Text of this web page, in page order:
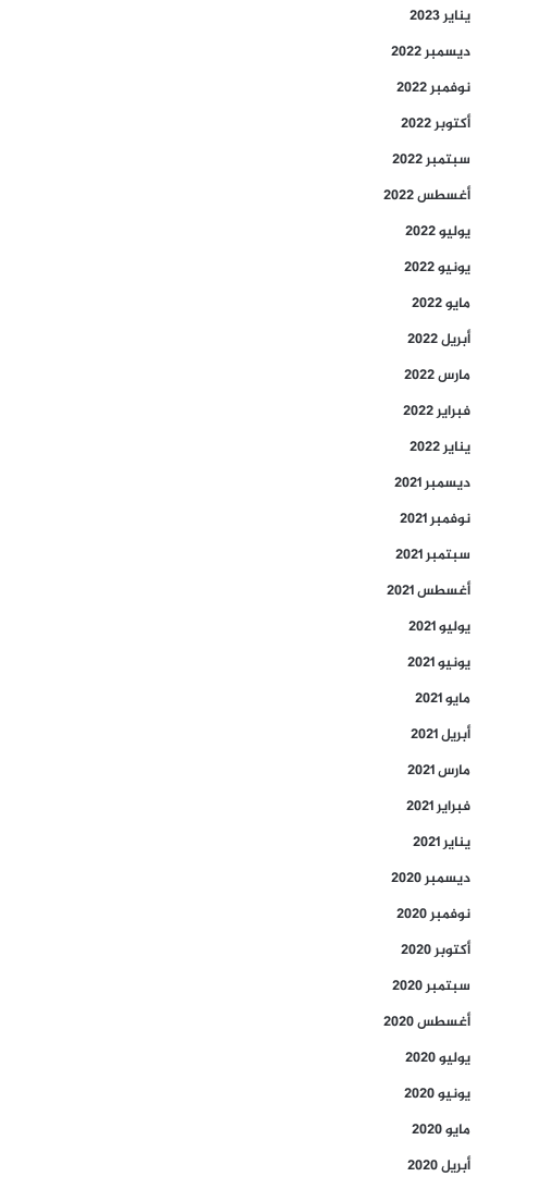
يناير 2023
ديسمبر 2022
نوفمبر 2022
أكتوبر 2022
سبتمبر 2022
أغسطس 2022
يوليو 2022
يونيو 2022
مايو 2022
أبريل 2022
مارس 2022
فبراير 2022
يناير 2022
ديسمبر 2021
نوفمبر 2021
سبتمبر 2021
أغسطس 2021
يوليو 2021
يونيو 2021
مايو 2021
أبريل 2021
مارس 2021
فبراير 2021
يناير 2021
ديسمبر 2020
نوفمبر 2020
أكتوبر 2020
سبتمبر 2020
أغسطس 2020
يوليو 2020
يونيو 2020
مايو 2020
أبريل 2020